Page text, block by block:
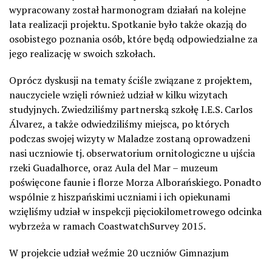
wypracowany został harmonogram działań na kolejne
lata realizacji projektu. Spotkanie było także okazją do
osobistego poznania osób, które będą odpowiedzialne za
jego realizację w swoich szkołach.
Oprócz dyskusji na tematy ściśle związane z projektem,
nauczyciele wzięli również udział w kilku wizytach
studyjnych. Zwiedziliśmy partnerską szkołę I.E.S. Carlos
Álvarez, a także odwiedziliśmy miejsca, po których
podczas swojej wizyty w Maladze zostaną oprowadzeni
nasi uczniowie tj. obserwatorium ornitologiczne u ujścia
rzeki Guadalhorce, oraz Aula del Mar – muzeum
poświęcone faunie i florze Morza Alborańskiego. Ponadto
wspólnie z hiszpańskimi uczniami i ich opiekunami
wzięliśmy udział w inspekcji pięciokilometrowego odcinka
wybrzeża w ramach CoastwatchSurvey 2015.
W projekcie udział weźmie 20 uczniów Gimnazjum